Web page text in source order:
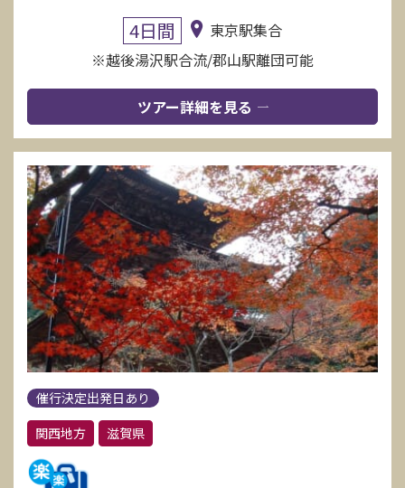
4日間
東京駅集合
※越後湯沢駅合流/郡山駅離団可能
ツアー詳細を見る
催行決定出発日あり
関西地方
滋賀県